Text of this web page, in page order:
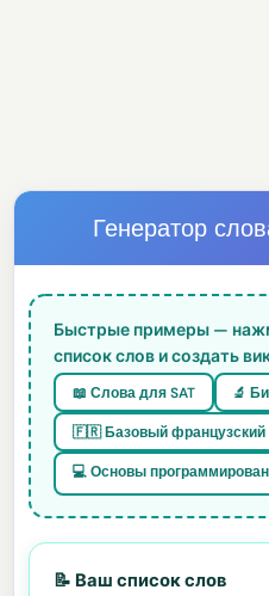
Генератор
Быстрые примеры —
список слов и создать
📖 Слова для SAT 🔬
🇫🇷 Базовый французский
💻 Основы
📝 Ваш список слов